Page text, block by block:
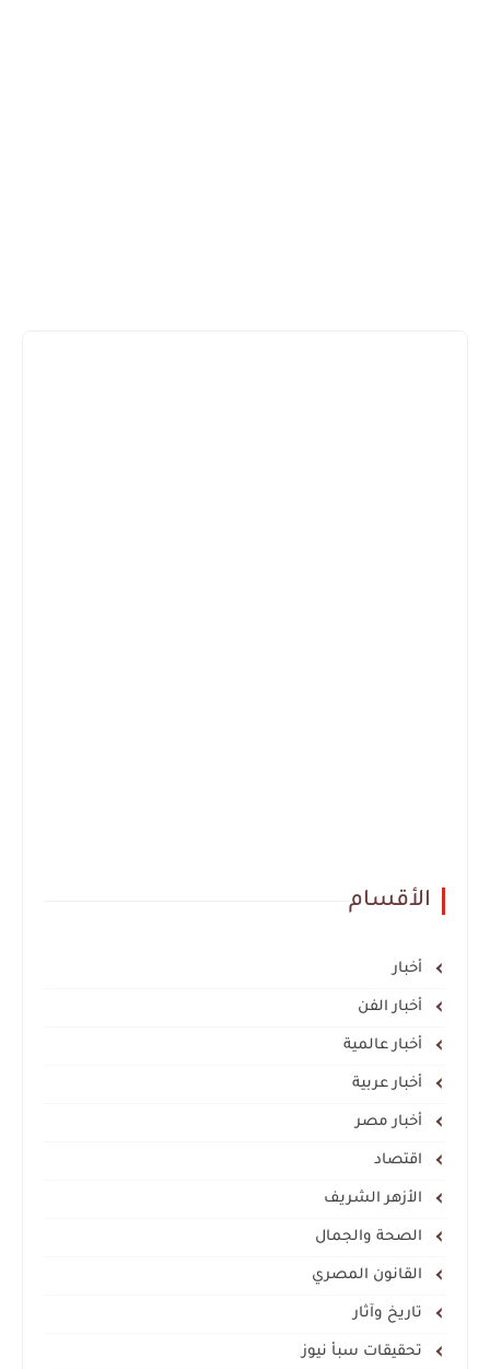
الأقسام
أخبار
أخبار الفن
أخبار عالمية
أخبار عربية
أخبار مصر
اقتصاد
الأزهر الشريف
الصحة والجمال
القانون المصري
تاريخ وآثار
تحقيقات سبأ نيوز